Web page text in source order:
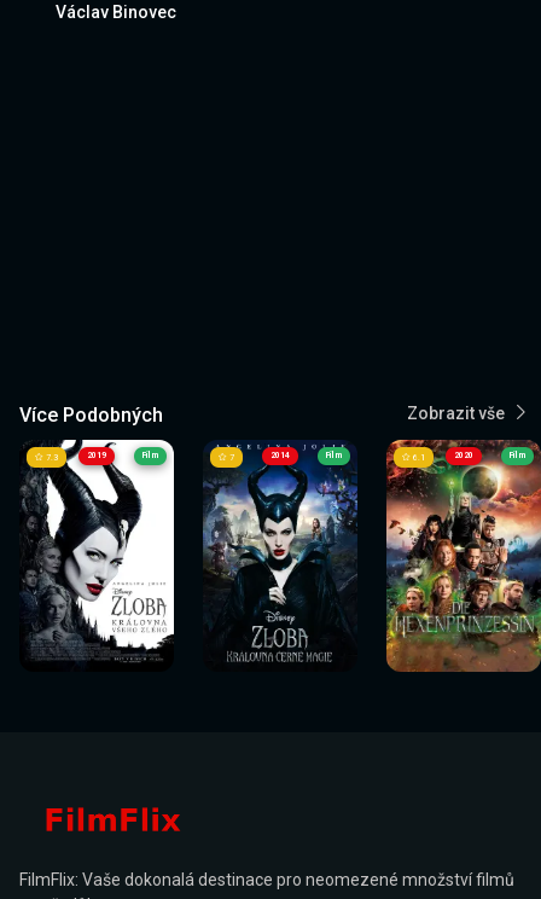
Václav Binovec
Více Podobných Zobrazit vše
2019
Sledovat
nyní
7.3 Film
Sledovat
nyní
2014
Sledovat
nyní
7 Film
Sledovat
nyní
2020
Sledovat
nyní
6.1 Film
Sledovat
nyní
FilmFlix: Vaše dokonalá destinace pro neomezené množství filmů